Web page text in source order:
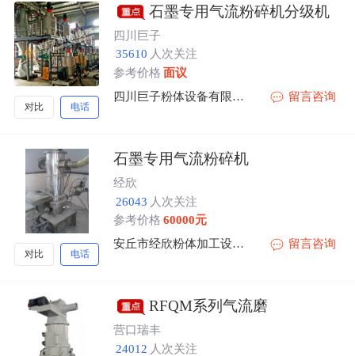
对比 电话
石墨专用气流粉碎机分级机
四川巨子
35610 人次关注
参考价格 面议
四川巨子粉体设备有限公司
留言咨询
对比 电话
石墨专用气流粉碎机
经欣
26043 人次关注
参考价格 60000元
安丘市经欣粉体加工设备有限公司
留言咨询
RFQM系列气流磨
营口瑞丰
24012 人次关注